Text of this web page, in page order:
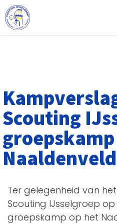
Scouting
Naaldenveld
Ter gelegenheid van
Scouting IJsselgroep
groepskamp op het